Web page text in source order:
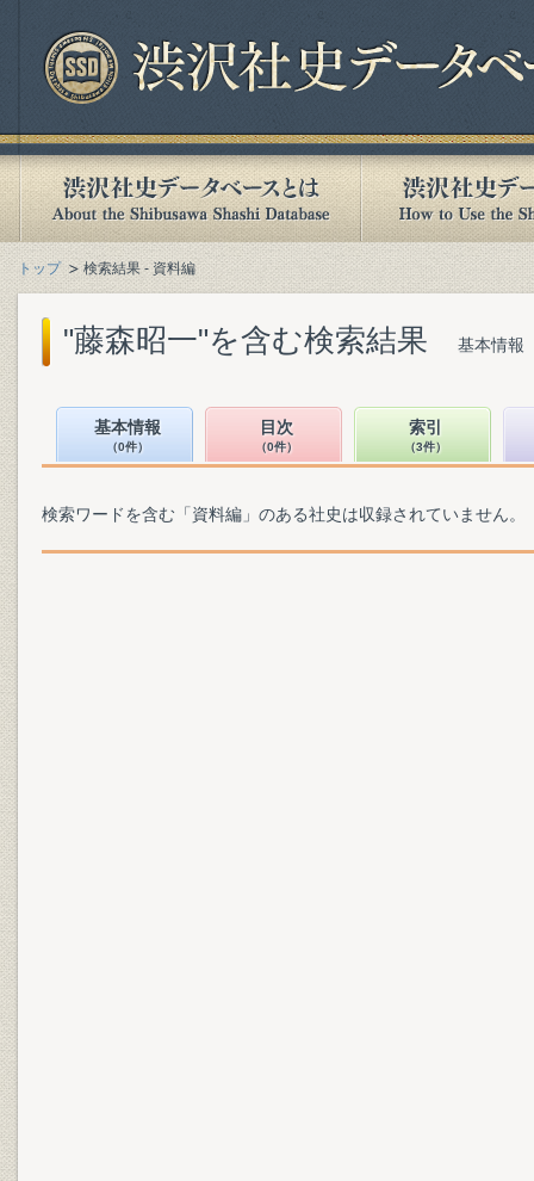
トップ 検索結果 - 資料編
"藤森昭一"を含む検索結果 基本情報
基本情報
（0件）
目次
（0件）
索引
（3件）
検索ワードを含む「資料編」のある社史は収録されていません。